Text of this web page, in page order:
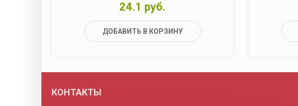
24.1 руб.
ДОБАВИТЬ В КОРЗИНУ
КОНТАКТЫ